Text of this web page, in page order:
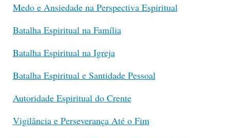
Medo e Ansiedade na Perspectiva Espiritual
Batalha Espiritual na Família
Batalha Espiritual na Igreja
Batalha Espiritual e Santidade Pessoal
Autoridade Espiritual do Crente
Vigilância e Perseverança Até o Fim